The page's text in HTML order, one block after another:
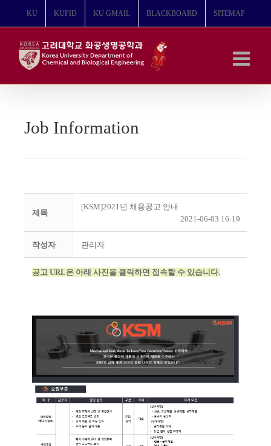
뛰
KU KUPID KU GMAIL BLACKBOARD SITEMAP
Job Information
제목
[KSM]2021년 채용공고 안내
2021-06-03 16:19
작성자 관리자
공고 URL은 아래 사진을 클릭하면 접속할 수 있습니다.